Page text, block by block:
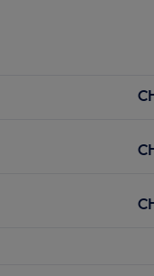
cheveux en pleine
à votre style
!